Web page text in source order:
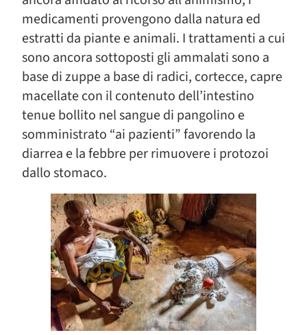
medicamenti provengono dalla natura ed
estratti da piante e animali. I trattamenti a cui
sono ancora sottoposti gli ammalati sono a
base di zuppe a base di radici, cortecce, capre
macellate con il contenuto dell’intestino
tenue bollito nel sangue di pangolino e
somministrato “ai pazienti” favorendo la
diarrea e la febbre per rimuovere i protozoi
dallo stomaco.